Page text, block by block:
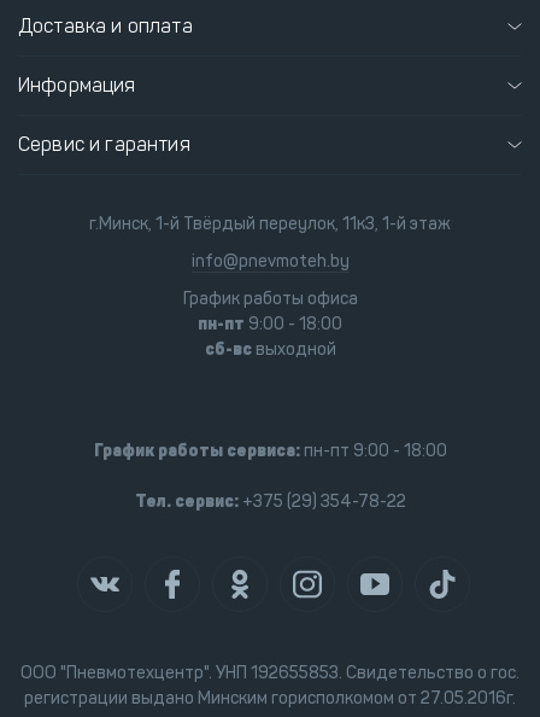
Доставка и оплата
Информация
Сервис и гарантия
ООО "Пневмотехцентр". УНП 192655853. Свидетельство о гос.
регистрации выдано Минским горисполкомом от 27.05.2016г.
г.Минск, 1-й Твёрдый переулок, 11к3, 1-й этаж
info@pnevmoteh.by
График работы офиса
пн-пт 9:00 - 18:00
сб-всвыходной
График работы сервиса:пн-пт 9:00 - 18:00
Тел. сервис:+375 (29) 354-78-22